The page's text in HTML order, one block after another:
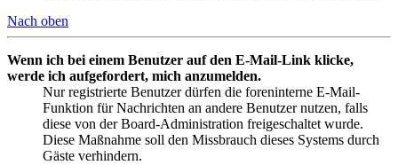
Nach oben
Wenn ich bei einem Benutzer auf den E-Mail-Link klicke,
werde ich aufgefordert, mich anzumelden.
Nur registrierte Benutzer dürfen die foreninterne E-Mail-
Funktion für Nachrichten an andere Benutzer nutzen, falls
diese von der Board-Administration freigeschaltet wurde.
Diese Maßnahme soll den Missbrauch dieses Systems durch
Gäste verhindern.